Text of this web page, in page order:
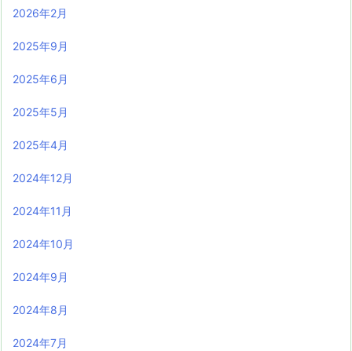
2026年2月
2025年9月
2025年6月
2025年5月
2025年4月
2024年12月
2024年11月
2024年10月
2024年9月
2024年8月
2024年7月